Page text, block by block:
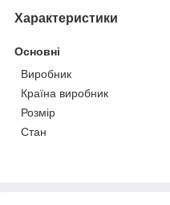
Характеристики
Основні
Виробник
Країна виробник
Розмір
Стан